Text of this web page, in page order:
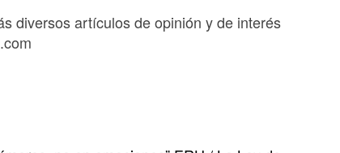
diversos artículos de opinión y de interés